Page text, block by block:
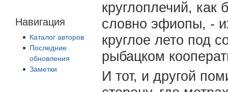
Навигация
Каталог авторов
Последние
обновления
Заметки
круглоплечий, как
словно эфиопы, -
круглое лето под
рыбацком
И тот, и другой